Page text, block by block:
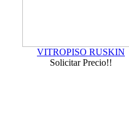
VITROPISO RUSKIN
Solicitar Precio!!